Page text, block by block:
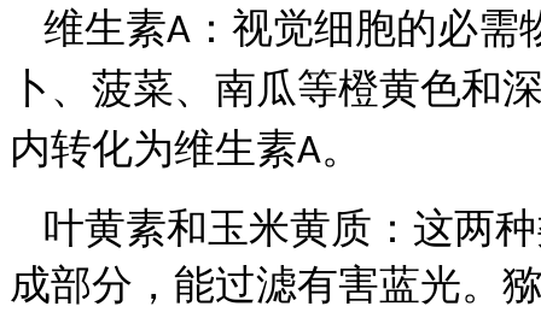
维生素A ：视觉细胞的必
卜、菠菜、南瓜等橙黄色和
内转化为维生素A。
叶黄素和玉米黄质：这两
成部分，能过滤有害蓝光。